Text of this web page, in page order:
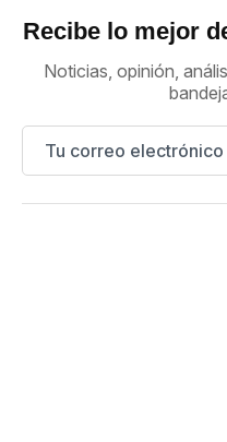
Recibe lo mejor
Noticias, opinión,